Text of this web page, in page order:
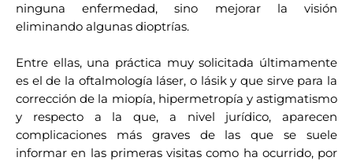
ninguna enfermedad, sino mejorar la visión
eliminando algunas dioptrías.
Entre ellas, una práctica muy solicitada últimamente
es el de la oftalmología láser, o lásik y que sirve para la
corrección de la miopía, hipermetropía y astigmatismo
y respecto a la que, a nivel jurídico, aparecen
complicaciones más graves de las que se suele
informar en las primeras visitas como ha ocurrido, por